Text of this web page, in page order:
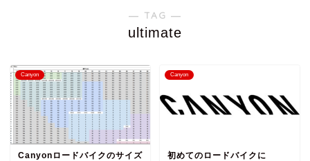
― TAG ―
ultimate
Canyon
Canyonロードバイクのサイズ
Canyon
初めてのロードバイクに